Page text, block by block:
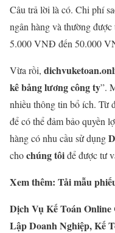
Câu trả lời là có. Chi phí
ngân hàng và thường
5.000 VNĐ đến 50.000
Vừa rồi,
kê bảng lương công ty”.
nhiều thông tin bổ ích. Từ
để có thể đảm bảo quyền
hàng có nhu cầu sử dụng
chochúng tôiđể được tư
Xem thêm: Tải mẫu
Dịch Vụ Kế Toán
Lập Doanh Nghiệp, Kế